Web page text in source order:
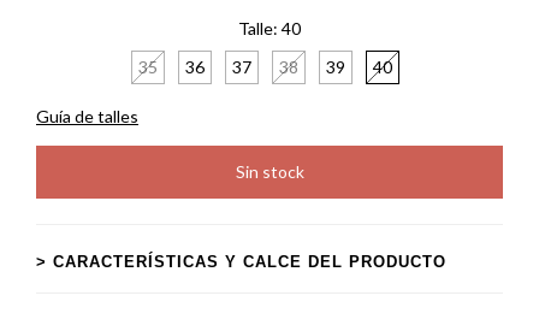
Talle: 40
35
36 37 38 39 40
Guía de talles
> CARACTERÍSTICAS Y CALCE DEL PRODUCTO